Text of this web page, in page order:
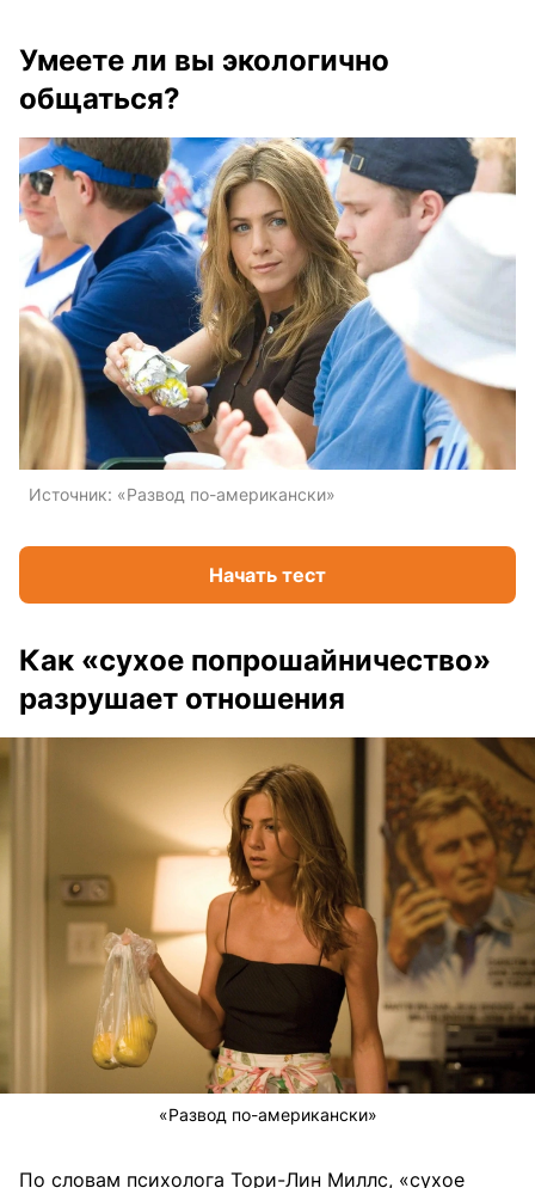
Умеете ли вы экологично
общаться?
Источник: «Развод по-американски»
Начать тест
Как «сухое попрошайничество»
разрушает отношения
«Развод по-американски»
По словам психолога Тори-Лин Миллс, «сухое